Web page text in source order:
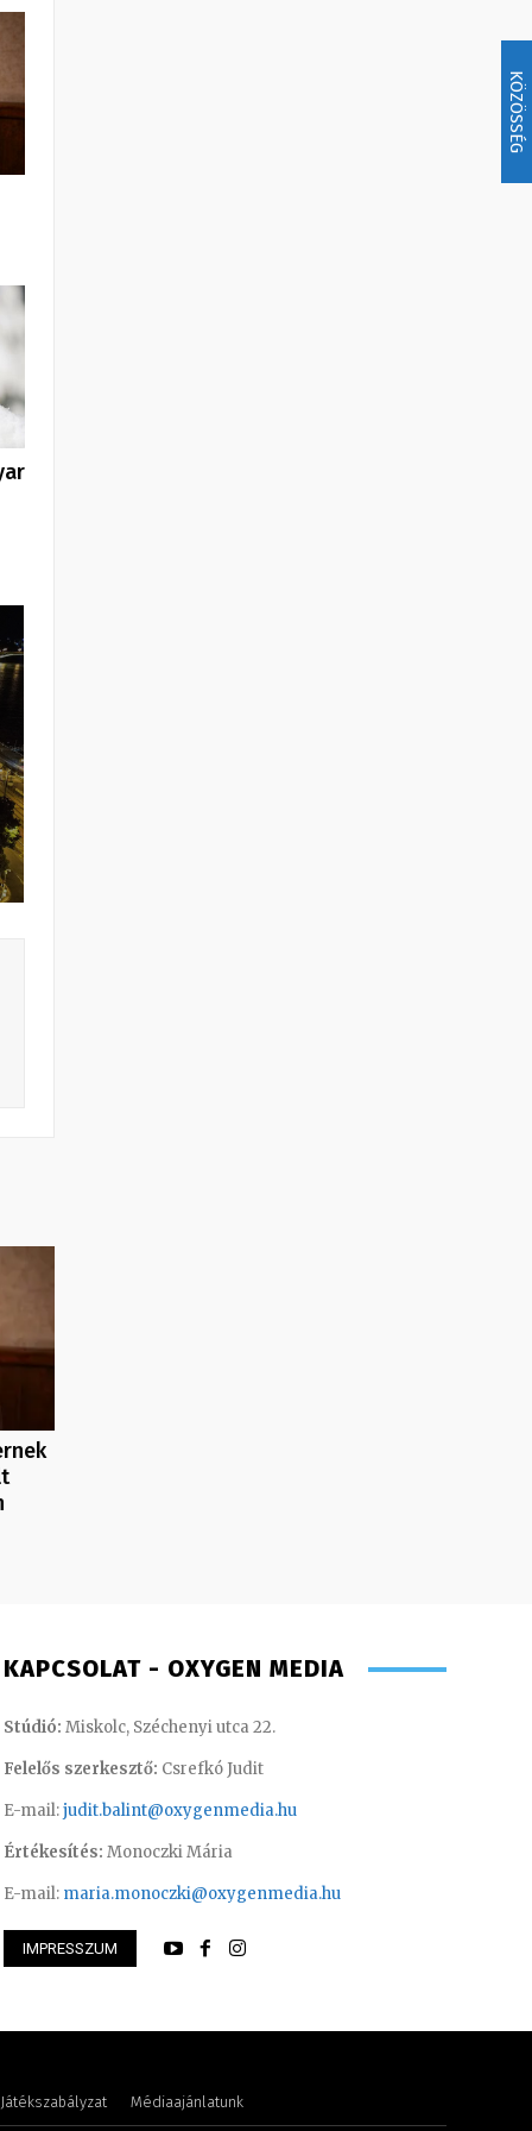
KÖZÖSSÉG
– sales manager
KAPCSOLAT - OXYGEN MEDIA
Stúdió: Miskolc, Széchenyi utca 22.
Felelős szerkesztő: Csrefkó Judit
E-mail:judit.balint@oxygenmedia.hu
Értékesítés: Monoczki Mária
E-mail: maria.monoczki@oxygenmedia.hu
IMPRESSZUM
Játékszabályzat Médiaajánlatunk